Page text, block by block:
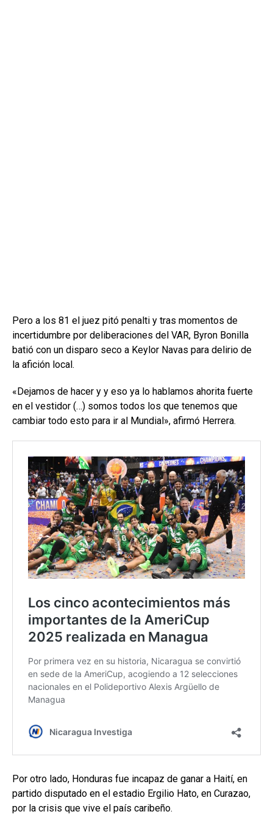
Pero a los 81 el juez pitó penalti y tras momentos de
incertidumbre por deliberaciones del VAR, Byron Bonilla
batió con un disparo seco a Keylor Navas para delirio de
la afición local.
«Dejamos de hacer y y eso ya lo hablamos ahorita fuerte
en el vestidor (…) somos todos los que tenemos que
cambiar todo esto para ir al Mundial», afirmó Herrera.
Por otro lado, Honduras fue incapaz de ganar a Haití, en
partido disputado en el estadio Ergilio Hato, en Curazao,
por la crisis que vive el país caribeño.